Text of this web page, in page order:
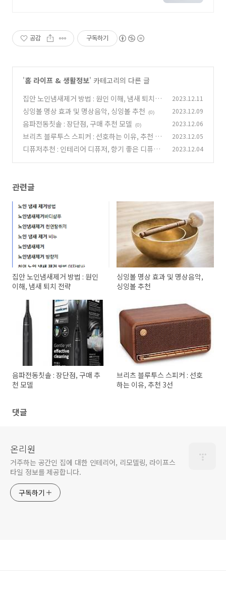
공감 구독하기
'홈 라이프 & 생활정보' 카테고리의 다른 글
집안 노인냄새제거 방법 : 원인 이해, 냄새 퇴치 전
략
(0)
2023.12.11
싱잉볼 명상 효과 및 명상음악, 싱잉볼 추천 (0) 2023.12.09
음파전동칫솔 : 장단점, 구매 추천 모델 (0) 2023.12.06
브리츠 블루투스 스피커 : 선호하는 이유, 추천 3
선
(0)
2023.12.05
디퓨저추천 : 인테리어 디퓨저, 향기 좋은 디퓨저
2023.12.04
관련글
집안 노인냄새제거 방법 : 원인
이해, 냄새 퇴치 전략
싱잉볼 명상 효과 및 명상음악,
싱잉볼 추천
음파전동칫솔 : 장단점, 구매 추
천 모델
브리츠 블루투스 스피커 : 선호
하는 이유, 추천 3선
댓글
온리원
거주하는 공간인 집에 대한 인테리어, 리모델링, 라이프스
타일 정보를 제공합니다.
구독하기